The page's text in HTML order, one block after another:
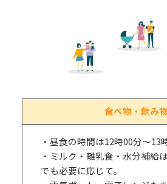
食べ物・飲み物
・昼食の時間は12時00分～13
・ミルク・離乳食・水分補給
でも必要に応じて。